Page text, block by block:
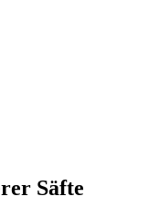
Säfte